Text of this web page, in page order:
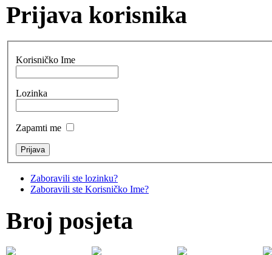
Prijava korisnika
Korisničko Ime
Lozinka
Zapamti me
Zaboravili ste lozinku?
Zaboravili ste Korisničko Ime?
Broj posjeta